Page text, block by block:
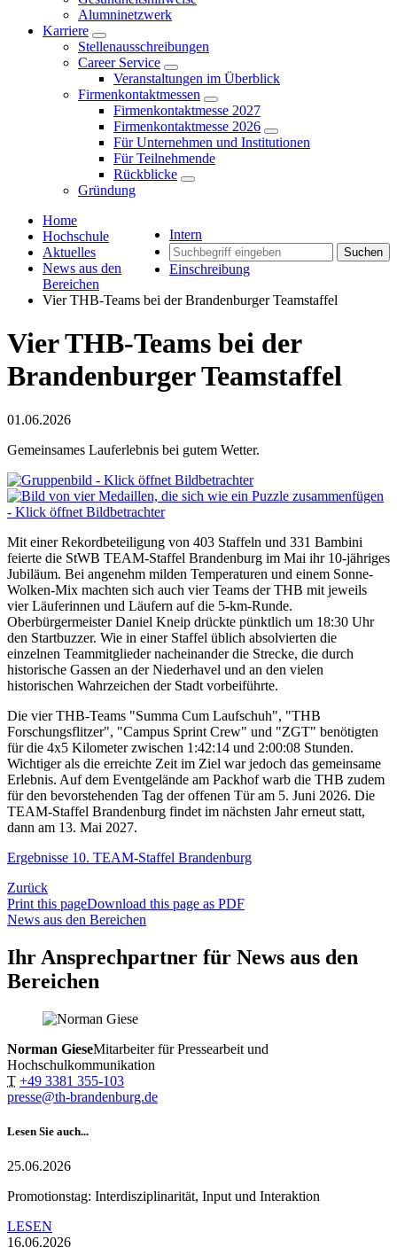
Alumninetzwerk
Karriere
Stellenausschreibungen
Career Service
Veranstaltungen im Überblick
Firmenkontaktmessen
Firmenkontaktmesse 2027
Firmenkontaktmesse 2026
Für Unternehmen und Institutionen
Für Teilnehmende
Rückblicke
Gründung
Intern
Suchen
Einschreibung
Home
Hochschule
Aktuelles
News aus den
Bereichen
Vier THB-Teams bei der Brandenburger Teamstaffel
Vier THB-Teams bei der
Brandenburger Teamstaffel
01.06.2026
Gemeinsames Lauferlebnis bei gutem Wetter.
Mit einer Rekordbeteiligung von 403 Staffeln und 331 Bambini
feierte die StWB TEAM-Staffel Brandenburg im Mai ihr 10-jähriges
Jubiläum. Bei angenehm milden Temperaturen und einem Sonne-
Wolken-Mix machten sich auch vier Teams der THB mit jeweils
vier Läuferinnen und Läufern auf die 5-km-Runde.
Oberbürgermeister Daniel Kneip drückte pünktlich um 18:30 Uhr
den Startbuzzer. Wie in einer Staffel üblich absolvierten die
einzelnen Teammitglieder nacheinander die Strecke, die durch
historische Gassen an der Niederhavel und an den vielen
historischen Wahrzeichen der Stadt vorbeiführte.
Die vier THB-Teams "Summa Cum Laufschuh", "THB
Forschungsflitzer", "Campus Sprint Crew" und "ZGT" benötigten
für die 4x5 Kilometer zwischen 1:42:14 und 2:00:08 Stunden.
Wichtiger als die erreichte Zeit im Ziel war jedoch das gemeinsame
Erlebnis. Auf dem Eventgelände am Packhof warb die THB zudem
für den bevorstehenden Tag der offenen Tür am 5. Juni 2026. Die
TEAM-Staffel Brandenburg findet im nächsten Jahr erneut statt,
dann am 13. Mai 2027.
Ergebnisse 10. TEAM-Staffel Brandenburg
Zurück
Print this pageDownload this page as PDF
News aus den Bereichen
Ihr Ansprechpartner für News aus den
Bereichen
Norman GieseMitarbeiter für Pressearbeit und
Hochschulkommunikation
T +49 3381 355-103
presse@th-brandenburg.de
Lesen Sie auch...
25.06.2026
Promotionstag: Interdisziplinarität, Input und Interaktion
LESEN
16.06.2026